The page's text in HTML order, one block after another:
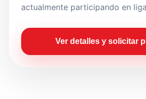
actualmente participando en
Ver detalles y solicitar